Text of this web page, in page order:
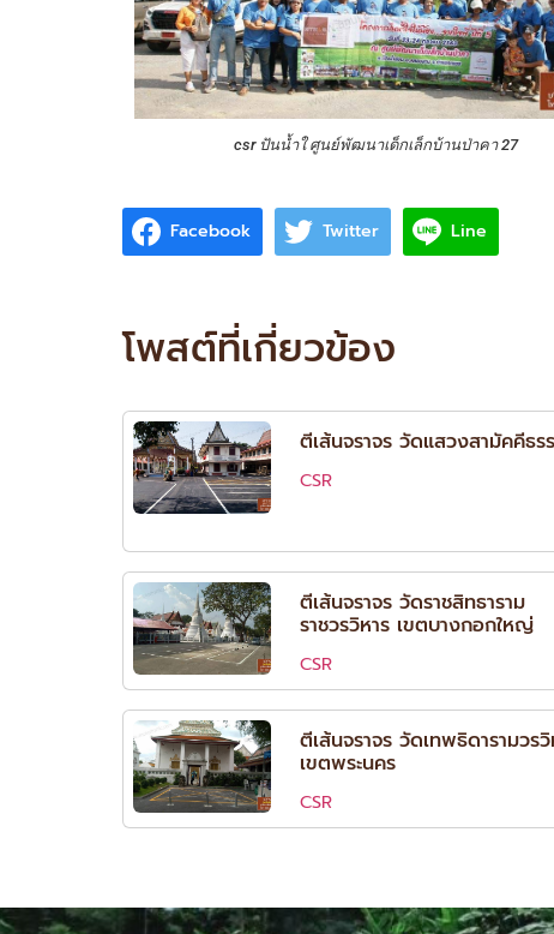
csr ปันน้ำใ ศูนย์พัฒนาเด็กเล็กบ้านป่าคา 27
Facebook Twitter Line
โพสต์ที่เกี่ยวข้อง
ตีเส้นจราจร วัดแสวงสามัคคีธร
CSR
ตีเส้นจราจร วัดราชสิทธาราม
ราชวรวิหาร เขตบางกอกใหญ่
CSR
ตีเส้นจราจร วัดเทพธิดารามวรวิ
เขตพระนคร
CSR